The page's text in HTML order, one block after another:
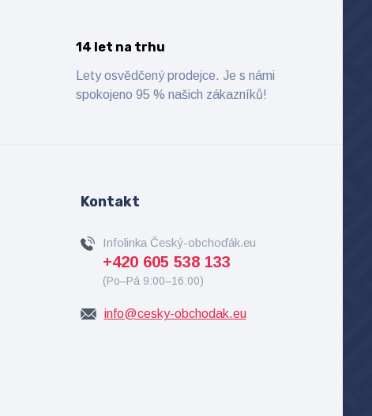
14 let na trhu
Lety osvědčený prodejce. Je s námi
spokojeno 95 % našich zákazníků!
Kontakt
Infolinka Český-obchoďák.eu
+420 605 538 133
(Po–Pá 9:00–16:00)
info@cesky-obchodak.eu